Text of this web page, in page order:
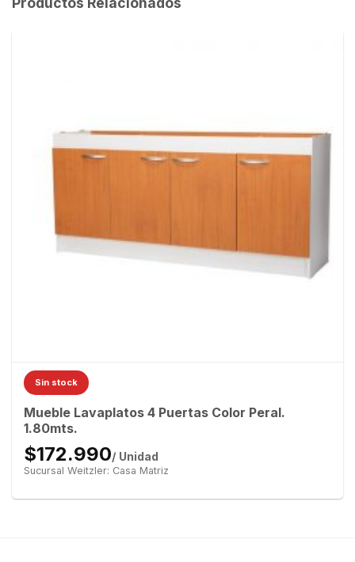
Sin stock
Mueble Lavaplatos 4 Puertas Color Peral.
1.80mts.
$172.990/ Unidad
Sucursal Weitzler: Casa Matriz